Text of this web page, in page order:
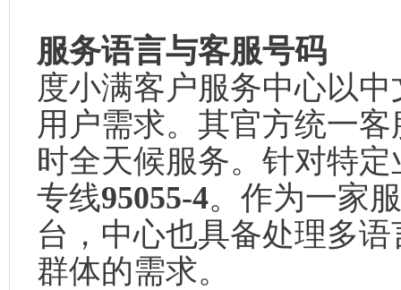
服务语言与客服号码
度小满客户服务中心以
用户需求。其官方统一
时全天候服务。针对特
专线95055-4。作为一家
台，中心也具备处理多
群体的需求。